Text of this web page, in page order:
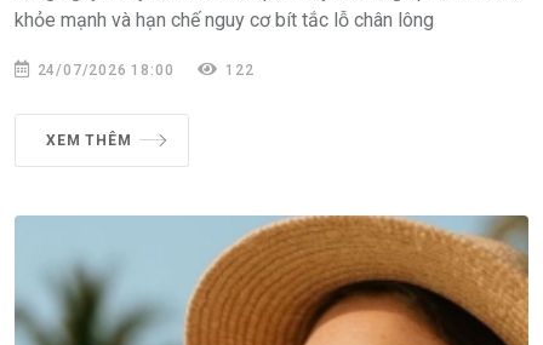
khỏe mạnh và hạn chế nguy cơ bít tắc lỗ chân lông
24/07/2026 18:00 122
XEM THÊM